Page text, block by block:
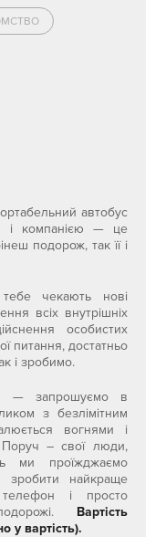
автобус
і компанією — це
подорож, так її і
чекають нові
всіх внутрішніх
особистих
питання, достатньо
і зробимо.
— запрошуємо в
з безлімітним
вогнями і
Поруч – свої люди,
ми проїжджаємо
зробити найкраще
і просто
Вартість
у вартість).